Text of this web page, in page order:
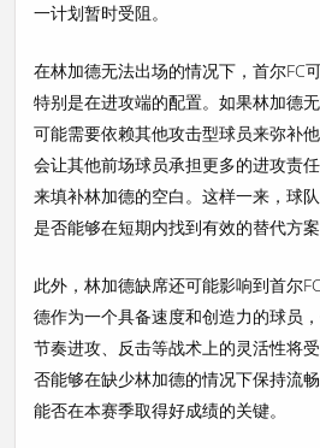
一计划暂时受阻。
在林加德无法出场的情况下，首尔FC
特别是在进攻端的配置。如果林加德
可能需要依赖其他攻击型球员来弥补
会让其他前场球员承担更多的进攻责
来填补林加德的空白。这样一来，球
是否能够在短期内找到有效的替代方案
此外，林加德缺席还可能影响到首尔
德作为一个具备速度和创造力的球员
节奏进攻、反击等战术上的灵活性将
否能够在缺少林加德的情况下保持流
能否在本赛季取得好成绩的关键。